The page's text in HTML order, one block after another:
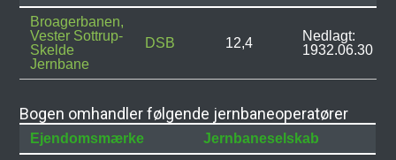
Broagerbanen,
Vester Sottrup-
Skelde
Jernbane
DSB 12,4
Nedlagt:
1932.06.30
Bogen omhandler følgende jernbaneoperatører
Ejendomsmærke
Jernbaneselskab